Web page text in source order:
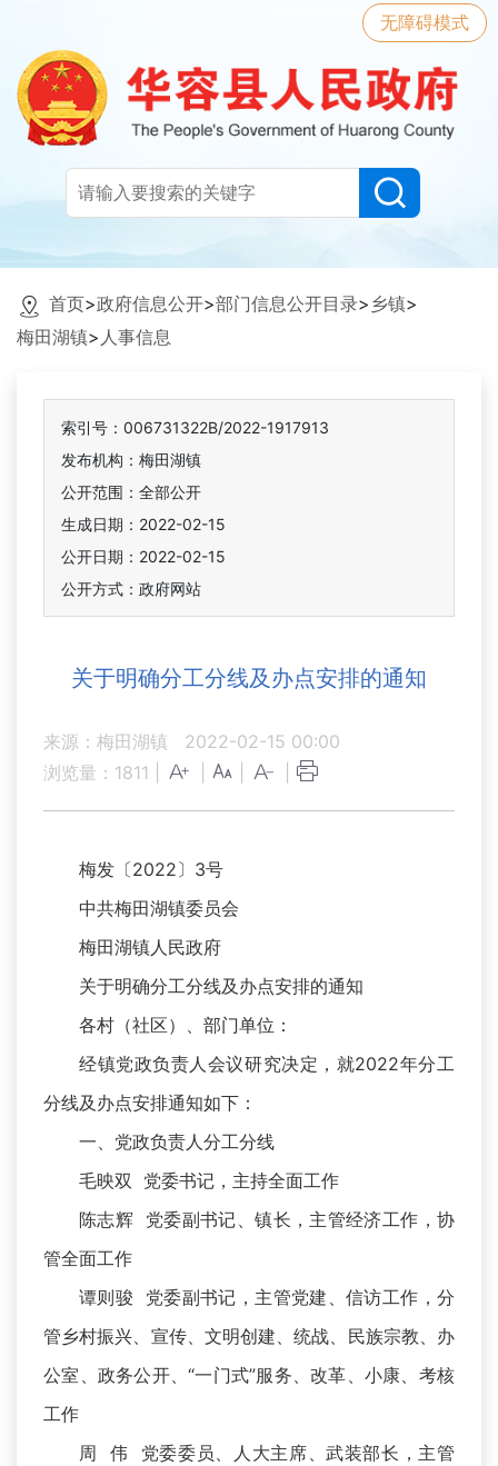
无障碍模式
首页>政府信息公开>部门信息公开目录> 乡镇>
梅田湖镇> 人事信息
索引号：006731322B/2022-1917913
发布机构：梅田湖镇
公开范围：全部公开
生成日期：2022-02-15
公开日期：2022-02-15
公开方式：政府网站
关于明确分工分线及办点安排的通知
来源：梅田湖镇
2022-02-15 00:00
浏览量： 1811
梅发〔2022〕3号
中共梅田湖镇委员会
梅田湖镇人民政府
关于明确分工分线及办点安排的通知
各村（社区）、部门单位：
经镇党政负责人会议研究决定，就2022年分工
分线及办点安排通知如下：
一、党政负责人分工分线
毛映双 党委书记，主持全面工作
陈志辉 党委副书记、镇长，主管经济工作，协
管全面工作
谭则骏 党委副书记，主管党建、信访工作，分
管乡村振兴、宣传、文明创建、统战、民族宗教、办
公室、政务公开、“一门式”服务、改革、小康、考核
工作
周 伟 党委委员、人大主席、武装部长，主管